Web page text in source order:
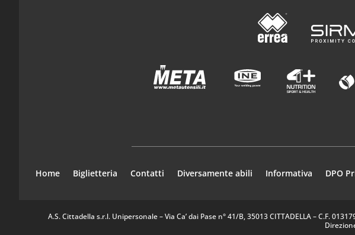
Home Biglietteria Contatti Diversamente abili Informativa DPO
A.S. Cittadella s.r.l. Unipersonale – Via Ca’ dai Pase n° 41/B, 35013 CITTADELLA – C.F.